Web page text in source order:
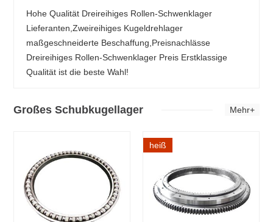
Hohe Qualität Dreireihiges Rollen-Schwenklager
Lieferanten,Zweireihiges Kugeldrehlager
maßgeschneiderte Beschaffung,Preisnachlässe
Dreireihiges Rollen-Schwenklager Preis Erstklassige
Qualität ist die beste Wahl!
Großes Schubkugellager Mehr+
heiß